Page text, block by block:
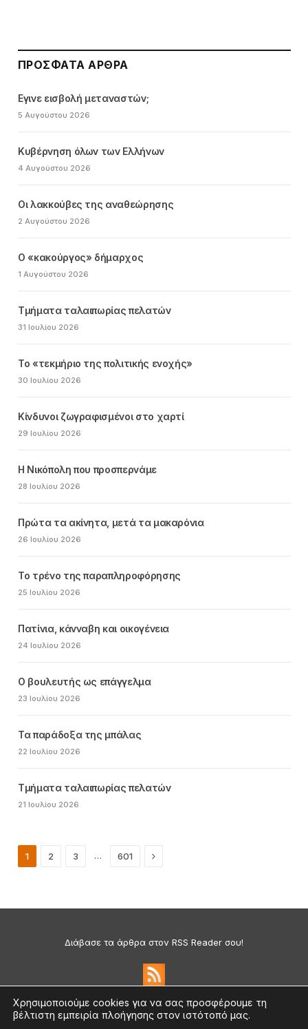
ΠΡΌΣΦΑΤΑ ΆΡΘΡΑ
Εγινε εισβολή μεταναστών;
5 Αυγούστου 2026
Κυβέρνηση όλων των Ελλήνων
4 Αυγούστου 2026
Οι λακκούβες της αναθεώρησης
2 Αυγούστου 2026
Ο «κακούργος» δήμαρχος
1 Αυγούστου 2026
Τμήματα ταλαιπωρίας πελατών
31 Ιουλίου 2026
Το «τεκμήριο της πολιτικής ενοχής»
30 Ιουλίου 2026
Κίνδυνοι ζωγραφισμένοι στο χαρτί
29 Ιουλίου 2026
Η Νικόπολη που προσπερνάμε
28 Ιουλίου 2026
Πρώτα τα ακίνητα, μετά τα μακαρόνια
26 Ιουλίου 2026
Το τρένο της παραπληροφόρησης
25 Ιουλίου 2026
Πατίνια, κάνναβη και οικογένεια
24 Ιουλίου 2026
Ο βουλευτής ως επάγγελμα
23 Ιουλίου 2026
Τα παράδοξα της μπάλας
22 Ιουλίου 2026
Τμήματα ταλαιπωρίας πελατών
21 Ιουλίου 2026
1 2 3 … 601 Next
Διάβασε τα άρθρα στον RSS Reader σου!
Πολιτική Απορρήτου & Cookies
Χρησιμοποιούμε cookies για να σας προσφέρουμε τη
βέλτιστη εμπειρία πλοήγησης στον ιστότοπό μας.